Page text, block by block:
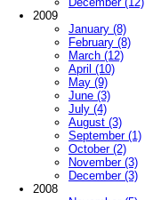
2009
January (8)
February (8)
March (12)
April (10)
May (9)
June (3)
July (4)
August (3)
September (1)
October (2)
November (3)
December (3)
2008